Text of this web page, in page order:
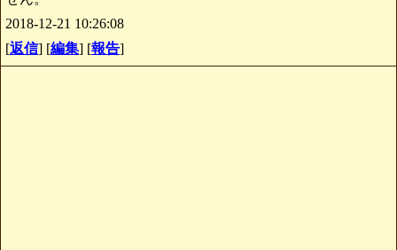
2018-12-21 10:26:08
[返信] [編集] [報告]